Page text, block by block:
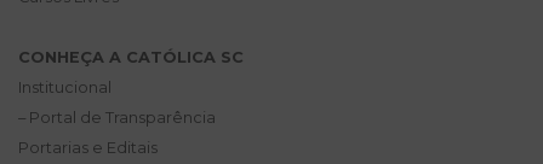
CONHEÇA A CATÓLICA SC
Institucional
– Portal de Transparência
Portarias e Editais